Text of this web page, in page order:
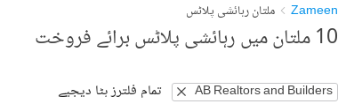
Zameen ملتان رہائشی پلاٹس
10 ملتان میں رہائشی پلاٹس برائے فروخت
AB Realtors and Builders تمام فلترز ہٹا دیجیے